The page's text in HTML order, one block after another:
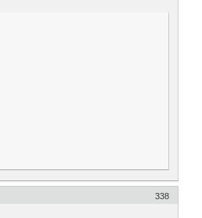
338